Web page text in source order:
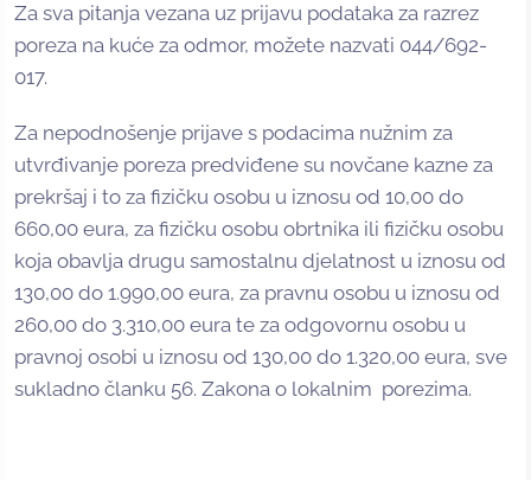
Za sva pitanja vezana uz prijavu podataka za razrez
poreza na kuće za odmor, možete nazvati 044/692-
017.
Za nepodnošenje prijave s podacima nužnim za
utvrđivanje poreza predviđene su novčane kazne za
prekršaj i to za fizičku osobu u iznosu od 10,00 do
660,00 eura, za fizičku osobu obrtnika ili fizičku osobu
koja obavlja drugu samostalnu djelatnost u iznosu od
130,00 do 1.990,00 eura, za pravnu osobu u iznosu od
260,00 do 3.310,00 eura te za odgovornu osobu u
pravnoj osobi u iznosu od 130,00 do 1.320,00 eura, sve
sukladno članku 56. Zakona o lokalnim porezima.